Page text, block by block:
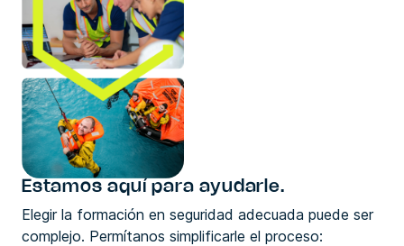
Estamos aquí para ayudarle.
Elegir la formación en seguridad adecuada puede ser
complejo. Permítanos simplificarle el proceso: